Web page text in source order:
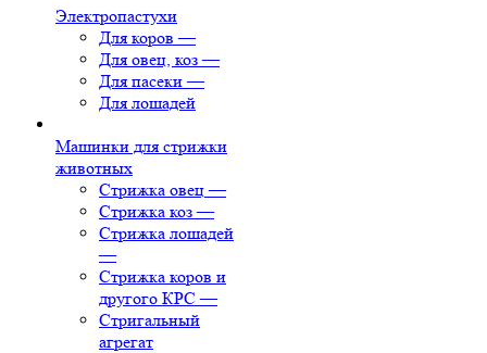
Электропастухи
Для коров —
Для овец, коз —
Для пасеки —
Для лошадей
Машинки для стрижки
животных
Стрижка овец —
Стрижка коз —
Стрижка лошадей
—
Стрижка коров и
другого КРС —
Стригальный
агрегат